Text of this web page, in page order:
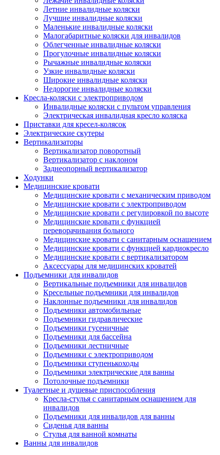
Летние инвалидные коляски
Лучшие инвалидные коляски
Маленькие инвалидные коляски
Малогабаритные коляски для инвалидов
Облегченные инвалидные коляски
Прогулочные инвалидные коляски
Рычажные инвалидные коляски
Узкие инвалидные коляски
Широкие инвалидные коляски
Недорогие инвалидные коляски
Кресла-коляски с электроприводом
Инвалидные коляски с пультом управления
Электрическая инвалидная кресло коляска
Приставки для кресел-колясок
Электрические скутеры
Вертикализаторы
Вертикализатор поворотный
Вертикализатор с наклоном
Заднеопорный вертикализатор
Ходунки
Медицинские кровати
Медицинские кровати с механическим приводом
Медицинские кровати с электроприводом
Медицинские кровати с регулировкой по высоте
Медицинские кровати с функцией
переворачивания больного
Медицинские кровати с санитарным оснащением
Медицинские кровати с функцией кардиокресло
Медицинские кровати с вертикализатором
Аксессуары для медицинских кроватей
Подъемники для инвалидов
Вертикальные подъемники для инвалидов
Кресельные подъемники для инвалидов
Наклонные подъемники для инвалидов
Подъемники автомобильные
Подъемники гидравлические
Подъемники гусеничные
Подъемники для бассейна
Подъемники лестничные
Подъемники с электроприводом
Подъемники ступенькоходы
Подъемники электрические для ванны
Потолочные подъемники
Туалетные и душевые приспособления
Кресла-стулья с санитарным оснащением для
инвалидов
Подъемники для инвалидов для ванны
Сиденья для ванны
Стулья для ванной комнаты
Ванны для инвалидов